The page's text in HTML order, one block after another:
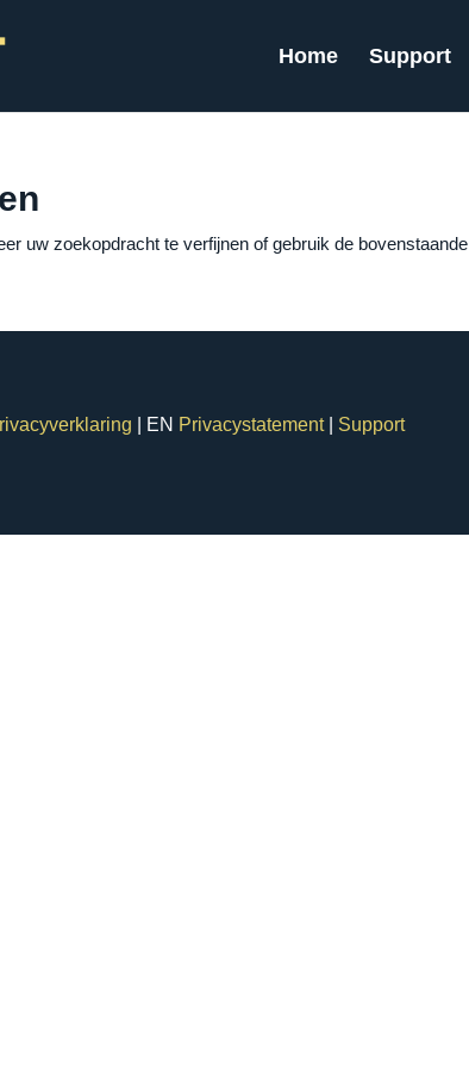
Home Support
uw zoekopdracht te verfijnen of gebruik de bovenstaande
| EN Privacystatement| Support